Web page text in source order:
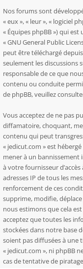
Nos forums sont
« eux », « leur », « logiciel
« Équipes phpBB ») qui
«GNU General Public
peut être téléchargé depuis
seulement les discussions
responsable de ce que
contenu ou conduite
de phpBB, veuillez
Vous acceptez de ne pas
diffamatoire, choquant,
contenu qui peut
« jedicut.com » est
mener à un
à votre fournisseur
adresses IP de tous les
renforcement de ces
supprime, modifie,
nous estimons que cela
acceptez que toutes les
stockées dans notre base
soient pas diffusées à une
« jedicut.com », ni phpBB
cas de tentative de